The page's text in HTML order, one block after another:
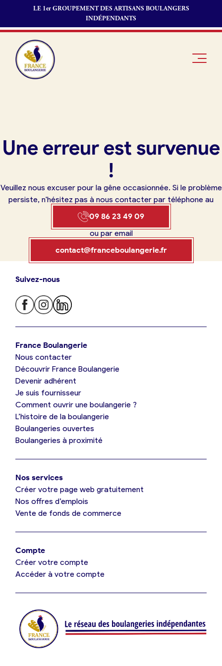
LE 1er GROUPEMENT DES ARTISANS BOULANGERS
INDÉPENDANTS
Je trouve ma boulangerie
Je suis boulanger
Je découvre France Boulangerie
Mes tarifs
Je référence ma boulangerie (gratuit)
Offres d’emploi
Je suis fournisseur
Je crée mon compte
boulanger
Boulangerie
Pourquoi
Je référence
ma
d’emploi
commerce
fournisseur
Une erreur est survenue
!
Veuillez nous excuser pour la gêne occasionnée. Si le problème
persiste, n'hésitez pas à nous contacter par téléphone au
09 86 23 49 09
09 86 23 49 09
Oui, appeler
Non, annuler
ou par email
contact@franceboulangerie.fr
Suivez-nous
France Boulangerie
Nous contacter
Découvrir France Boulangerie
Devenir adhérent
Je suis fournisseur
Comment ouvrir une boulangerie ?
L’histoire de la boulangerie
Boulangeries ouvertes
Boulangeries à proximité
Nos services
Créer votre page web gratuitement
Nos offres d’emplois
Vente de fonds de commerce
Compte
Créer votre compte
Accéder à votre compte